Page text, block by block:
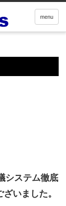
menu
システム徹底
いました。